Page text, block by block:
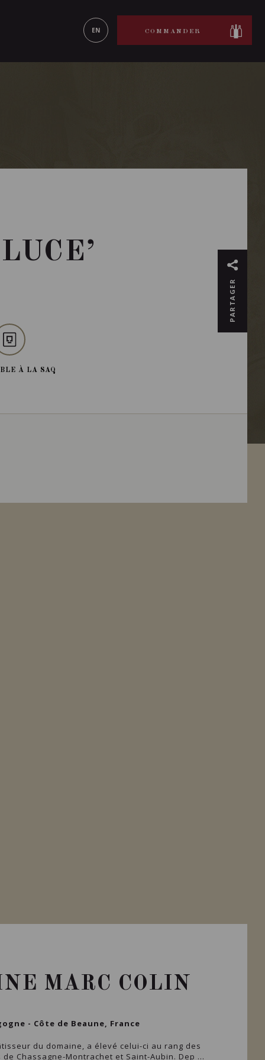
EN COMMANDER
PARTAGER
À LA SAQ
MARC COLIN
- Côte de Beaune, France
du domaine, a élevé celui-ci au rang des
Chassagne-Montrachet et Saint-Aubin. Dep ...